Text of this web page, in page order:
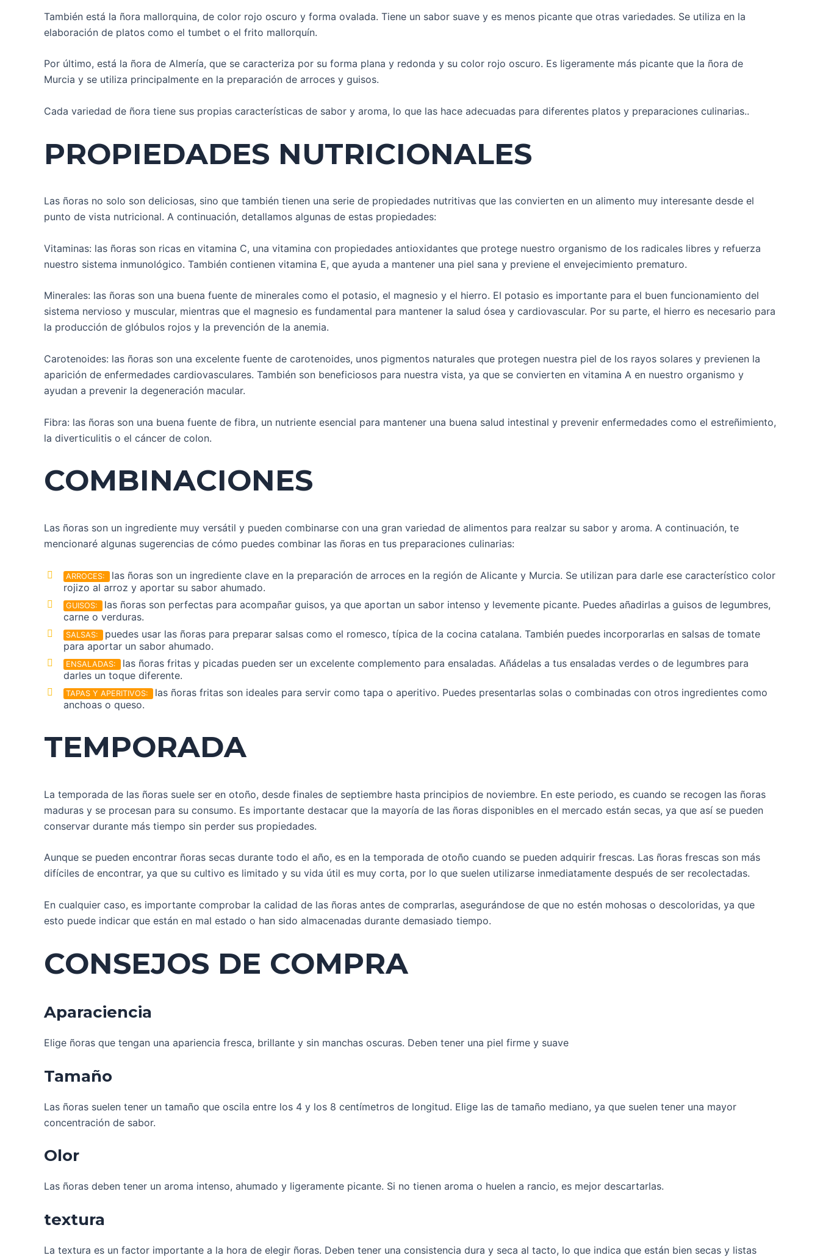
También está la ñora mallorquina, de color rojo oscuro y forma ovalada. Tiene un sabor suave y es menos picante que otras variedades. Se utiliza en la
elaboración de platos como el tumbet o el frito mallorquín.
Por último, está la ñora de Almería, que se caracteriza por su forma plana y redonda y su color rojo oscuro. Es ligeramente más picante que la ñora de
Murcia y se utiliza principalmente en la preparación de arroces y guisos.
Cada variedad de ñora tiene sus propias características de sabor y aroma, lo que las hace adecuadas para diferentes platos y preparaciones culinarias..
PROPIEDADES NUTRICIONALES
Las ñoras no solo son deliciosas, sino que también tienen una serie de propiedades nutritivas que las convierten en un alimento muy interesante desde el
punto de vista nutricional. A continuación, detallamos algunas de estas propiedades:
Vitaminas: las ñoras son ricas en vitamina C, una vitamina con propiedades antioxidantes que protege nuestro organismo de los radicales libres y refuerza
nuestro sistema inmunológico. También contienen vitamina E, que ayuda a mantener una piel sana y previene el envejecimiento prematuro.
Minerales: las ñoras son una buena fuente de minerales como el potasio, el magnesio y el hierro. El potasio es importante para el buen funcionamiento del
sistema nervioso y muscular, mientras que el magnesio es fundamental para mantener la salud ósea y cardiovascular. Por su parte, el hierro es necesario para
la producción de glóbulos rojos y la prevención de la anemia.
Carotenoides: las ñoras son una excelente fuente de carotenoides, unos pigmentos naturales que protegen nuestra piel de los rayos solares y previenen la
aparición de enfermedades cardiovasculares. También son beneficiosos para nuestra vista, ya que se convierten en vitamina A en nuestro organismo y
ayudan a prevenir la degeneración macular.
Fibra: las ñoras son una buena fuente de fibra, un nutriente esencial para mantener una buena salud intestinal y prevenir enfermedades como el estreñimiento,
la diverticulitis o el cáncer de colon.
COMBINACIONES
Las ñoras son un ingrediente muy versátil y pueden combinarse con una gran variedad de alimentos para realzar su sabor y aroma. A continuación, te
mencionaré algunas sugerencias de cómo puedes combinar las ñoras en tus preparaciones culinarias:
ARROCES:
las ñoras son un ingrediente clave en la preparación de arroces en la región de Alicante y Murcia. Se utilizan para darle ese característico color
rojizo al arroz y aportar su sabor ahumado.
GUISOS:
las ñoras son perfectas para acompañar guisos, ya que aportan un sabor intenso y levemente picante. Puedes añadirlas a guisos de legumbres,
carne o verduras.
SALSAS:
puedes usar las ñoras para preparar salsas como el romesco, típica de la cocina catalana. También puedes incorporarlas en salsas de tomate
para aportar un sabor ahumado.
ENSALADAS:
las ñoras fritas y picadas pueden ser un excelente complemento para ensaladas. Añádelas a tus ensaladas verdes o de legumbres para
darles un toque diferente.
TAPAS Y APERITIVOS:
las ñoras fritas son ideales para servir como tapa o aperitivo. Puedes presentarlas solas o combinadas con otros ingredientes como
anchoas o queso.
TEMPORADA
La temporada de las ñoras suele ser en otoño, desde finales de septiembre hasta principios de noviembre. En este periodo, es cuando se recogen las ñoras
maduras y se procesan para su consumo. Es importante destacar que la mayoría de las ñoras disponibles en el mercado están secas, ya que así se pueden
conservar durante más tiempo sin perder sus propiedades.
Aunque se pueden encontrar ñoras secas durante todo el año, es en la temporada de otoño cuando se pueden adquirir frescas. Las ñoras frescas son más
difíciles de encontrar, ya que su cultivo es limitado y su vida útil es muy corta, por lo que suelen utilizarse inmediatamente después de ser recolectadas.
En cualquier caso, es importante comprobar la calidad de las ñoras antes de comprarlas, asegurándose de que no estén mohosas o descoloridas, ya que
esto puede indicar que están en mal estado o han sido almacenadas durante demasiado tiempo.
CONSEJOS DE COMPRA
Aparaciencia
Elige ñoras que tengan una apariencia fresca, brillante y sin manchas oscuras. Deben tener una piel firme y suave
Tamaño
Las ñoras suelen tener un tamaño que oscila entre los 4 y los 8 centímetros de longitud. Elige las de tamaño mediano, ya que suelen tener una mayor
concentración de sabor.
Olor
Las ñoras deben tener un aroma intenso, ahumado y ligeramente picante. Si no tienen aroma o huelen a rancio, es mejor descartarlas.
textura
La textura es un factor importante a la hora de elegir ñoras. Deben tener una consistencia dura y seca al tacto, lo que indica que están bien secas y listas